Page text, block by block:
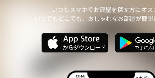
他の個人情報の安全管理のために必要かつ適切な
個人情報の委託について
する場合は、当該第三者について厳正な調査を行
委託された個人情報の安全管理が図られるよう当
また、コンサルティング、プライバシーマーク申
いつもスマホでお部屋を探す方にオス
いつでもどこでも、おしゃれなお部屋が簡単